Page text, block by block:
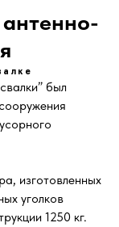
был
изготовленных
уголков
1250 кг.